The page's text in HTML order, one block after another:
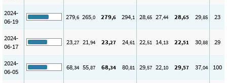
2024-
06-19
279,6 265,0 279,6 294,1 28,65 27,44 28,65 29,85 23
2024-
06-17
23,27 21,94 23,27 24,61 22,51 14,13 22,51 30,88 29
2024-
06-05
68,34 55,87 68,34 80,81 29,57 22,10 29,57 37,04 100